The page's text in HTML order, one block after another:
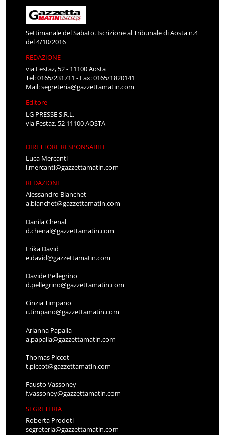
Settimanale del Sabato. Iscrizione al Tribunale di Aosta n.4
del 4/10/2016
REDAZIONE
via Festaz, 52 - 11100 Aosta
Tel: 0165/231711 - Fax: 0165/1820141
Mail:segreteria@gazzettamatin.com
Editore
LG PRESSE S.R.L.
via Festaz, 52 11100 AOSTA
DIRETTORE RESPONSABILE
Luca Mercanti
l.mercanti@gazzettamatin.com
REDAZIONE
Alessandro Bianchet
a.bianchet@gazzettamatin.com
Danila Chenal
d.chenal@gazzettamatin.com
Erika David
e.david@gazzettamatin.com
Davide Pellegrino
d.pellegrino@gazzettamatin.com
Cinzia Timpano
c.timpano@gazzettamatin.com
Arianna Papalia
a.papalia@gazzettamatin.com
Thomas Piccot
t.piccot@gazzettamatin.com
Fausto Vassoney
f.vassoney@gazzettamatin.com
SEGRETERIA
Roberta Prodoti
segreteria@gazzettamatin.com